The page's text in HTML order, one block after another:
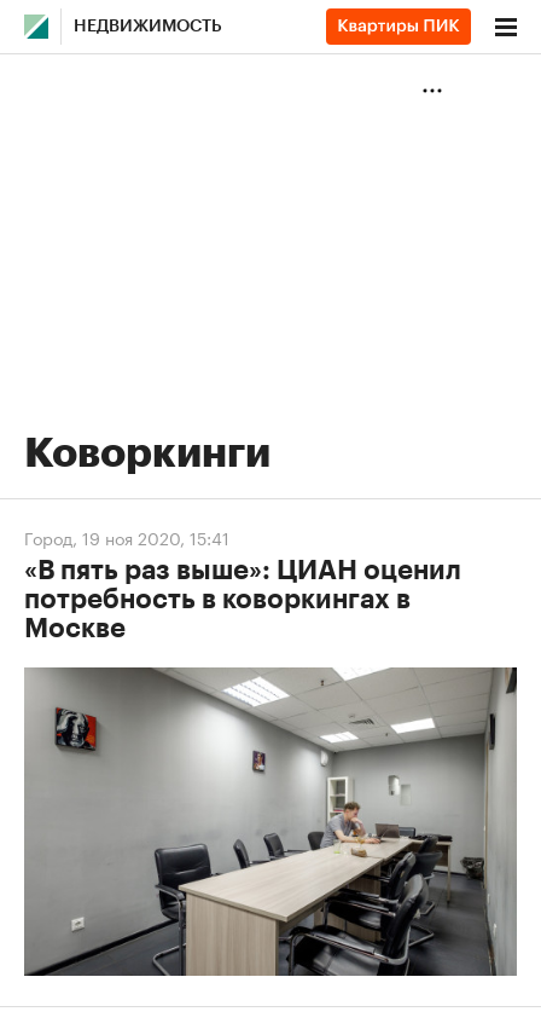
НЕДВИЖИМОСТЬ
Коворкинги
Город, 19 ноя 2020, 15:41
«В пять раз выше»: ЦИАН оценил
потребность в коворкингах в
Москве